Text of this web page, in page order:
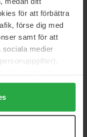
för att förbättra
förse dig med
samt för att
sociala medier
accepterar du
kan anpassa
som helst återkalla
i din indbakke?
tilbud!